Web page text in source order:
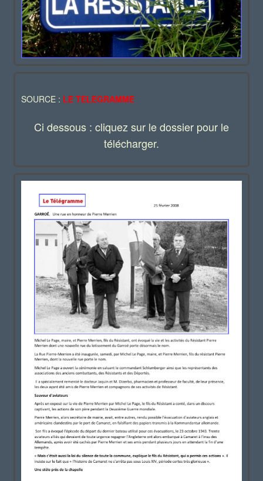
SOURCE : LE TELEGRAMME
Ci dessous : cliquez sur le dossier pour le
télécharger.